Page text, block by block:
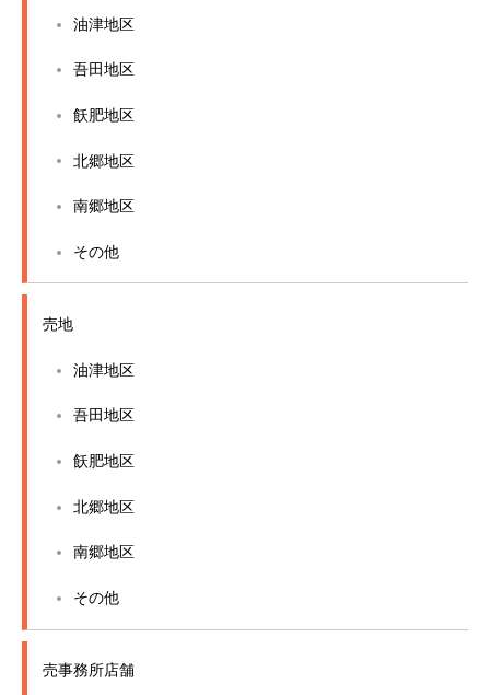
油津地区
吾田地区
飫肥地区
北郷地区
南郷地区
その他
売地
油津地区
吾田地区
飫肥地区
北郷地区
南郷地区
その他
売事務所店舗